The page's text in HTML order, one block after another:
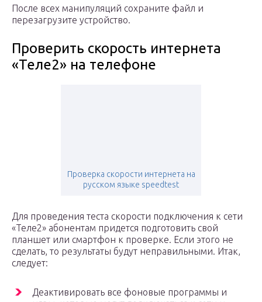
После всех манипуляций сохраните файл и
перезагрузите устройство.
Проверить скорость интернета
«Теле2» на телефоне
Проверка скорости интернета на
русском языке speedtest
Для проведения теста скорости подключения к сети
«Теле2» абонентам придется подготовить свой
планшет или смартфон к проверке. Если этого не
сделать, то результаты будут неправильными. Итак,
следует:
Деактивировать все фоновые программы и